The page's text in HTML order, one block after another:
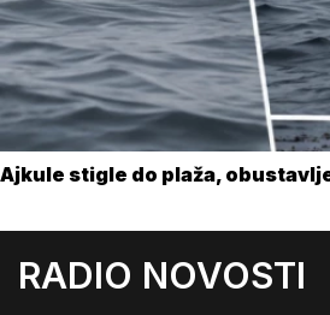
Ajkule stigle do plaža,
RADIO NOVOSTI